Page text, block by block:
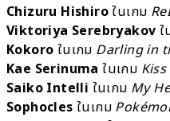
Chizuru Hishiroในเกม
Viktoriya Serebryakov ใ
Kokoro ในเกม Darling in
Kae Serinuma ในเกม
Saiko Intelli ในเกม My
Sophocles ในเกม